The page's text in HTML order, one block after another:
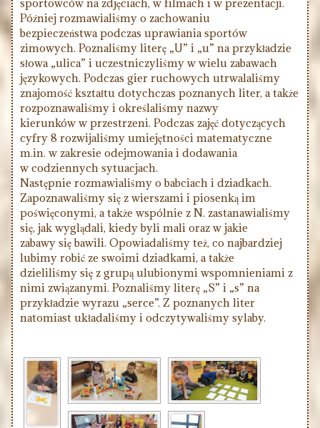
sportowców na zdjęciach, w filmach i w prezentacji.
Później rozmawialiśmy o zachowaniu
bezpieczeństwa podczas uprawiania sportów
zimowych. Poznaliśmy literę „U” i „u” na przykładzie
słowa „ulica” i uczestniczyliśmy w wielu zabawach
językowych. Podczas gier ruchowych utrwalaliśmy
znajomość kształtu dotychczas poznanych liter, a także
rozpoznawaliśmy i określaliśmy nazwy
kierunków w przestrzeni. Podczas zajęć dotyczących
cyfry 8 rozwijaliśmy umiejętności matematyczne
m.in. w zakresie odejmowania i dodawania
w codziennych sytuacjach.
Następnie rozmawialiśmy o babciach i dziadkach.
Zapoznawaliśmy się z wierszami i piosenką im
poświęconymi, a także wspólnie z N. zastanawialiśmy
się, jak wyglądali, kiedy byli mali oraz w jakie
zabawy się bawili. Opowiadaliśmy też, co najbardziej
lubimy robić ze swoimi dziadkami, a także
dzieliliśmy się z grupą ulubionymi wspomnieniami z
nimi związanymi. Poznaliśmy literę „S” i „s” na
przykładzie wyrazu „serce”. Z poznanych liter
natomiast układaliśmy i odczytywaliśmy sylaby.